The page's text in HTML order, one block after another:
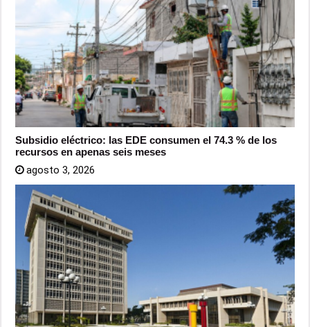
Subsidio eléctrico: las EDE consumen el 74.3 % de los
recursos en apenas seis meses
agosto 3, 2026